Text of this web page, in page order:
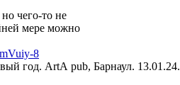
чего-то не
мере можно
iy-8
год. АrtА pub, Барнаул. 13.01.24.